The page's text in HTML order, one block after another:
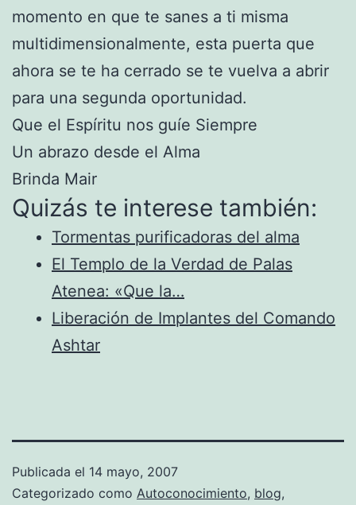
momento en que te sanes a ti misma
multidimensionalmente, esta puerta que
ahora se te ha cerrado se te vuelva a abrir
para una segunda oportunidad.
Que el Espíritu nos guíe Siempre
Un abrazo desde el Alma
Brinda Mair
Quizás te interese también:
Tormentas purificadoras del alma
El Templo de la Verdad de Palas
Atenea: «Que la…
Liberación de Implantes del Comando
Ashtar
Publicada el 14 mayo, 2007
Categorizado como Autoconocimiento, blog,